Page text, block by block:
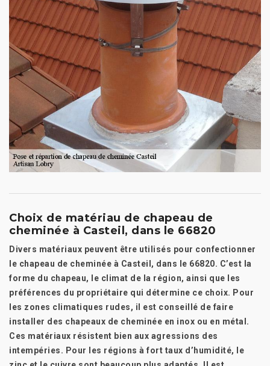
Choix de matériau de chapeau de
cheminée à Casteil, dans le 66820
Divers matériaux peuvent être utilisés pour confectionner
le chapeau de cheminée à Casteil, dans le 66820. C’est la
forme du chapeau, le climat de la région, ainsi que les
préférences du propriétaire qui détermine ce choix. Pour
les zones climatiques rudes, il est conseillé de faire
installer des chapeaux de cheminée en inox ou en métal.
Ces matériaux résistent bien aux agressions des
intempéries. Pour les régions à fort taux d’humidité, le